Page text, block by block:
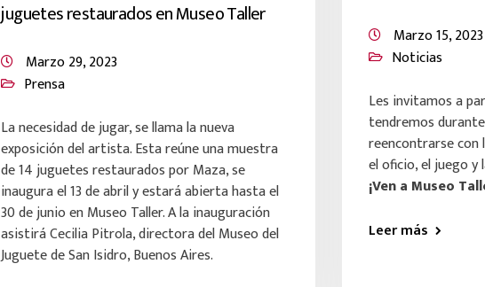
juguetes restaurados en Museo Taller
Marzo 29, 2023
Prensa
La necesidad de jugar, se llama la nueva
exposición del artista. Esta reúne una muestra
de 14 juguetes restaurados por Maza, se
inaugura el 13 de abril y estará abierta hasta el
30 de junio en Museo Taller. A la inauguración
asistirá Cecilia Pitrola, directora del Museo del
Juguete de San Isidro, Buenos Aires.
Marzo 15, 2023
Noticias
Les invitamos a
tendremos
reencontrarse con
el oficio, el juego y
¡Ven a Museo
Leer más